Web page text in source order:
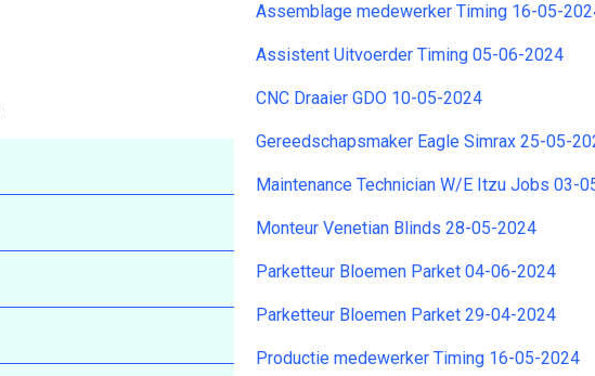
Assemblage medewerker Timing 16-05-
Assistent Uitvoerder Timing 05-06-2024
CNC Draaier GDO 10-05-2024
Gereedschapsmaker Eagle Simrax 25-05-
Maintenance Technician W/E Itzu Jobs 03-
Monteur Venetian Blinds 28-05-2024
Parketteur Bloemen Parket 04-06-2024
Parketteur Bloemen Parket 29-04-2024
Productie medewerker Timing 16-05-2024